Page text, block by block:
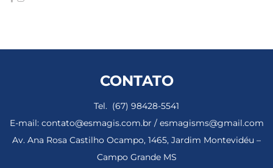
CONTATO
Tel. (67) 98428-5541
E-mail: contato@esmagis.com.br / esmagisms@gmail.com
Av. Ana Rosa Castilho Ocampo, 1465, Jardim Montevidéu –
Campo Grande MS